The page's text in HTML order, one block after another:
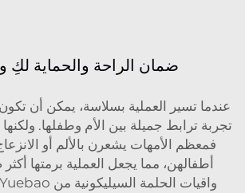
ضمان الراحة والحماية لكِ
عندما تسير العملية بسلاسة، يمكن أن
تجربة ترابط جميلة بين الأم وطفلها.
فمعظم الأمهات يشعرن بالألم أو
أطفالهن، مما يجعل العملية برمتها